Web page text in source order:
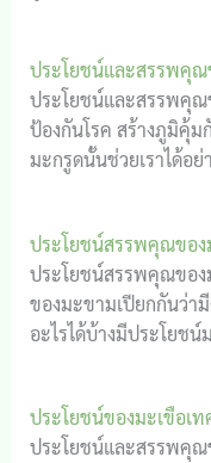
ประโยชน์และสรรพคุณ
ประโยชน์และสรรพคุณ
ป้องกันโรค สร้างภูมิคุ้ม
มะกรูดนั้นช่วยเราได้อย่
ประโยชน์สรรพคุณของ
ประโยชน์สรรพคุณขอ
ของมะขามเปียกกันว่า
อะไรได้บ้างมีประโยชน์
ประโยชน์ของมะเขือเ
ประโยชน์และสรรพคุณ